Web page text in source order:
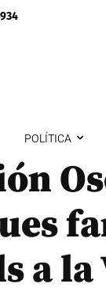
POLÍTICA
a la